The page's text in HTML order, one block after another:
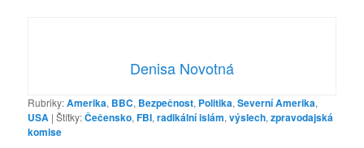
Denisa Novotná
Rubriky:Amerika, BBC, Bezpečnost, Politika,Severní Amerika,
USA |Štítky:Čečensko,FBI,radikální islám,výslech,zpravodajská
komise